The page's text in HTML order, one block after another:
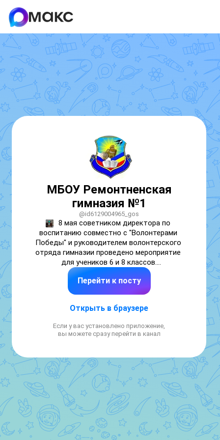
МБОУ Ремонтненская
гимназия №1
@id6129004965_gos
8 мая советником директора по
воспитанию совместно с "Волонтерами
Победы" и руководителем волонтерского
отряда гимназии проведено мероприятие
для учеников 6 и 8 классов.
Советник директора поговорила с детьми
об опасностях, которые несет миру
экстремизм и терроризм, о случаях и
необходимости соблюдать меры
уметь отличать правду от лжи.
музыкальной викториной и трансляцией
#ВолонтерыПобеды #Навигаторыдетства
#навигаторыдетства61
Перейти к посту
Открыть в браузере
Если у вас установлено приложение,
вы можете сразу перейти в канал